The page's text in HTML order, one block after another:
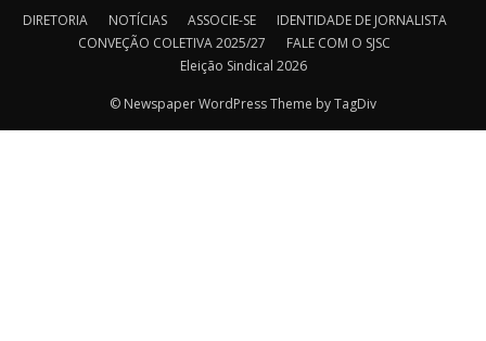
DIRETORIA NOTÍCIAS ASSOCIE-SE
IDENTIDADE DE JORNALISTA
CONVEÇÃO COLETIVA 2025/27
FALE COM O SJSC
Eleição Sindical 2026
© Newspaper WordPress Theme by TagDiv